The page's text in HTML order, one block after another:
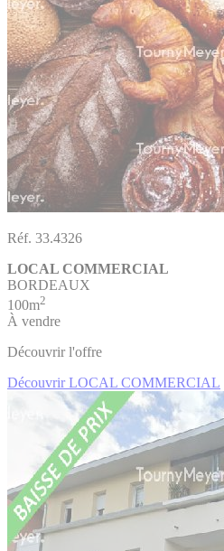
Réf. 33.4326
LOCAL COMMERCIAL
BORDEAUX
100m2
À vendre
Découvrir l'offre
Découvrir LOCAL COMMERCIAL